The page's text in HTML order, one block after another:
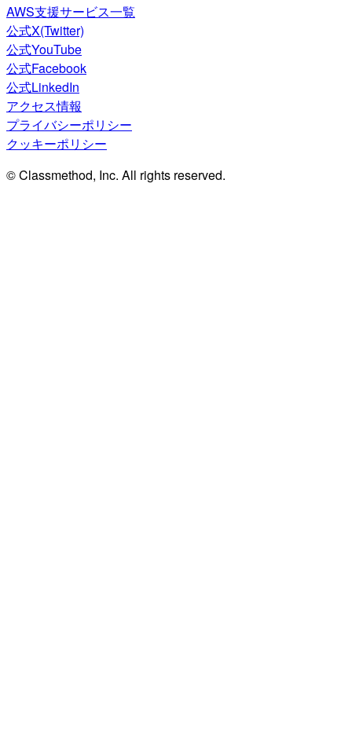
AWS支援サービス一覧
公式X(Twitter)
公式YouTube
公式Facebook
公式LinkedIn
アクセス情報
プライバシーポリシー
クッキーポリシー
© Classmethod, Inc. All rights reserved.